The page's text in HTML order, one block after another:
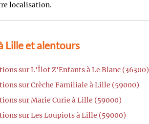
localisation.
Lille et alentours
sur L'Îlot Z'Enfants à Le Blanc (36300)
sur Crèche Familiale à Lille (59000)
sur Marie Curie à Lille (59000)
sur Les Loupiots à Lille (59000)